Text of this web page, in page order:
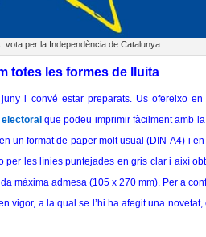
vota per la Independència de Catalunya
totes les formes de lluita
i convé estar preparats. Us ofereixo en
que podeu imprimir fàcilment amb
un format de paper molt usual (DIN-A4) i en
per les línies puntejades en gris clar i així
màxima admesa (105 x 270 mm). Per a
vigor, a la qual se l’hi ha afegit una novetat,